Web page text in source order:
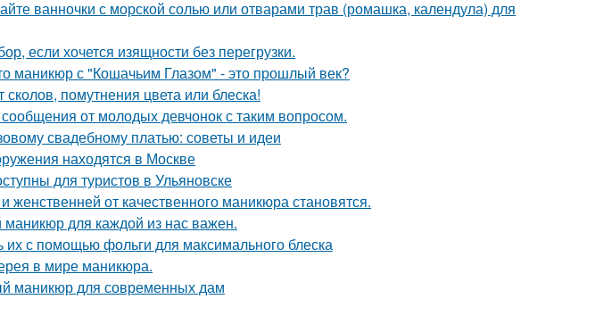
ванночки с морской солью или отварами трав (ромашка, календула) для
если хочется изящности без перегрузки.
маникюр с "Кошачьим Глазом" - это прошлый век?
помутнения цвета или блеска!
от молодых девчонок с таким вопросом.
свадебному платью: советы и идеи
находятся в Москве
для туристов в Ульяновске
женственней от качественного маникюра становятся.
для каждой из нас важен.
их с помощью фольги для максимального блеска
в мире маникюра.
маникюр для современных дам